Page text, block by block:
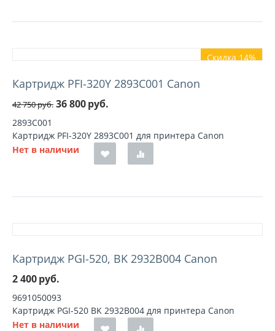
Скидка 14%
Картридж PFI-320Y 2893C001 Canon
42 750руб. 36 800руб.
2893C001
Картридж PFI-320Y 2893C001 для принтера Canon
Нет в наличии
Картридж PGI-520, BK 2932B004 Canon
2 400руб.
9691050093
Картридж PGI-520 BK 2932B004 для принтера Canon
Нет в наличии